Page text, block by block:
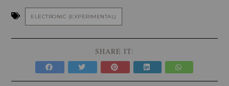
ELECTRONIC (EXPERIMENTAL)
SHARE IT: